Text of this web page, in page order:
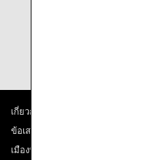
เกี่ยวกับ ANA
ข้อเสนอและประกาศ
เมืองที่เราเดินทางไป